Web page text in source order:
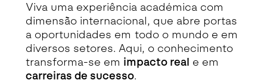
Viva uma experiência académica com
dimensão internacional, que abre portas
a oportunidades em todo o mundo e em
diversos setores. Aqui, o conhecimento
transforma-se em impacto real e em
carreiras de sucesso.